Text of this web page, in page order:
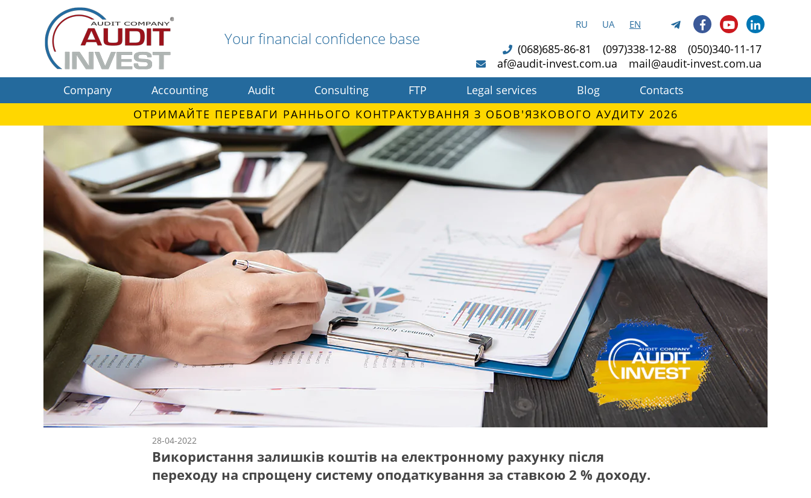
Your financial confidence base
RU UA EN
(068)685-86-81 (097)338-12-88
(050)340-11-17
af@audit-invest.com.ua
mail@audit-invest.com.ua
Company
Accounting Audit Consulting FTP Legal services Blog
Contacts
ОТРИМАЙТЕ ПЕРЕВАГИ РАННЬОГО КОНТРАКТУВАННЯ З ОБОВ'ЯЗКОВОГО АУДИТУ 2026
28-04-2022
Використання залишків коштів на електронному рахунку після
переходу на спрощену систему оподаткування за ставкою 2 % доходу.